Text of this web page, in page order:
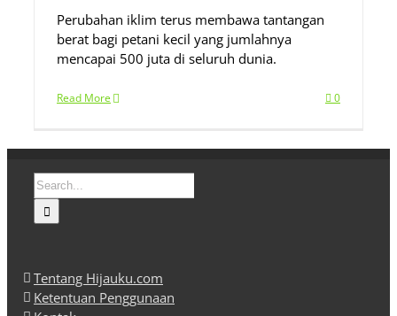
Perubahan iklim terus membawa tantangan
berat bagi petani kecil yang jumlahnya
mencapai 500 juta di seluruh dunia.
Read More 0
Search
for:
Tentang Hijauku.com
Ketentuan Penggunaan